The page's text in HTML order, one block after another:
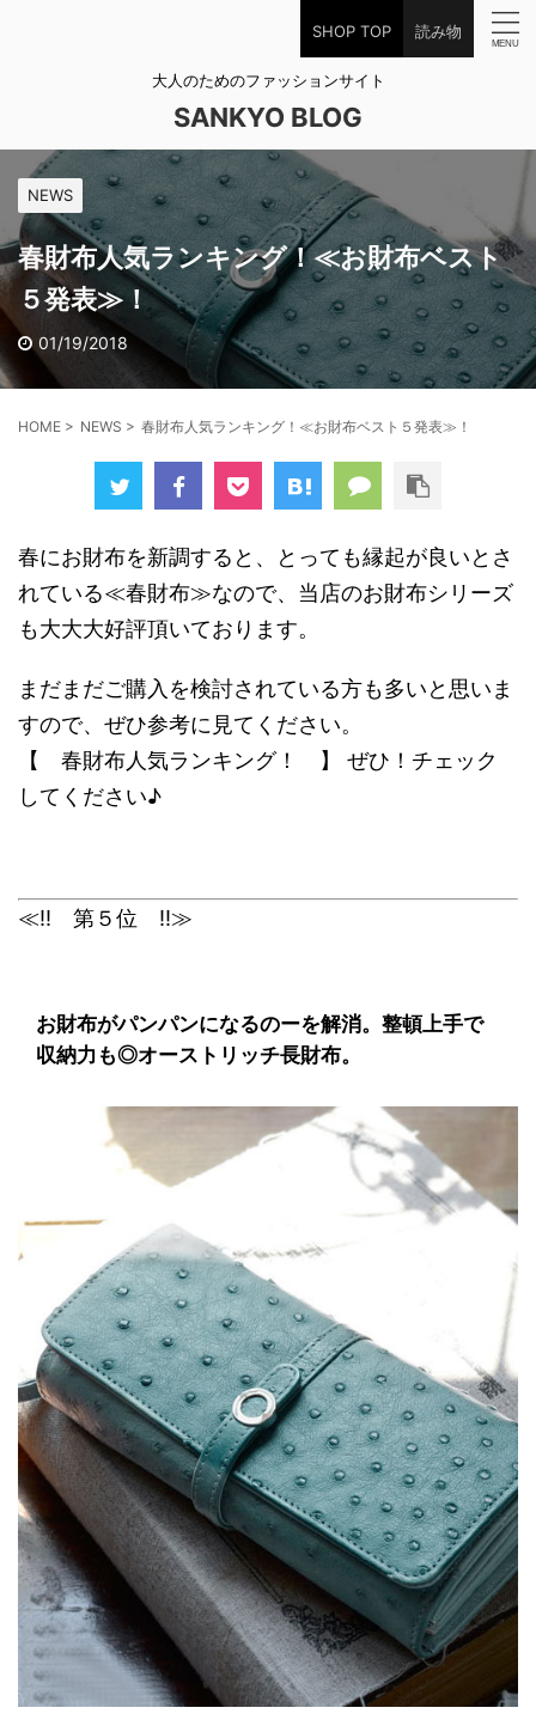
SHOP TOP 読み物
大人のためのファッションサイト
SANKYO BLOG
NEWS
春財布人気ランキング！≪お財布ベスト
５発表≫！
01/19/2018
HOME > NEWS > 春財布人気ランキング！≪お財布ベスト５発表≫！
春にお財布を新調すると、とっても縁起が良いとさ
れている≪春財布≫なので、当店のお財布シリーズ
も大大大好評頂いております。
まだまだご購入を検討されている方も多いと思いま
すので、ぜひ参考に見てください。
【 春財布人気ランキング！ 】 ぜひ！チェック
してください♪
≪!! 第５位 !!≫
お財布がパンパンになるのーを解消。整頓上手で
収納力も◎オーストリッチ長財布。